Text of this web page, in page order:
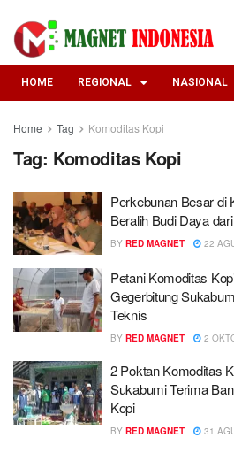
HOME REGIONAL NASIONAL
Home Tag Komoditas Kopi
Tag: Komoditas Kopi
Perkebunan Besar di
Beralih Budi Daya
BY RED MAGNET 22
Petani Komoditas
Gegerbitung
Teknis
BY RED MAGNET 2
2 Poktan Komoditas
Sukabumi Terima
Kopi
BY RED MAGNET 31